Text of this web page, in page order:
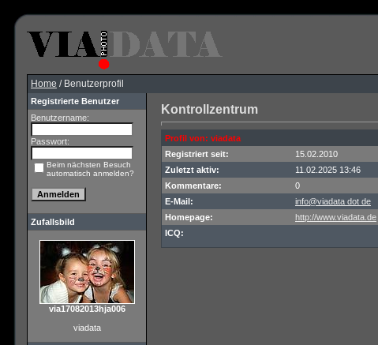
Home / Benutzerprofil
Registrierte Benutzer
Benutzername:
Passwort:
Beim nächsten Besuch
automatisch anmelden?
Zufallsbild
via17082013hja006
viadata
Kontrollzentrum
Profil von: viadata
Registriert seit:
15.02.2010
Zuletzt aktiv:
11.02.2025 13:46
Kommentare:
0
E-Mail:
info@viadata dot de
Homepage:
http://www.viadata.de
ICQ: